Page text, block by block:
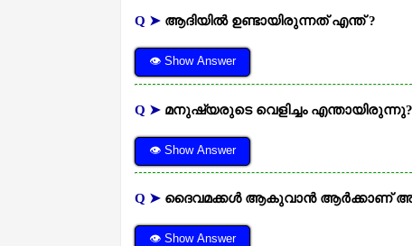
Q ➤ ആദിയില്‍ ഉണ്ടായിരുന്നത് എന്ത് ?
👁 Show Answer
Q ➤ മനുഷ്യരുടെ വെളിച്ചം എന്തായിരുന്നു?
👁 Show Answer
Q ➤ ദൈവമക്കള്‍ ആകുവാന്‍ ആര്‍ക്കാണ്
👁 Show Answer